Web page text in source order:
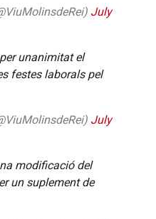
July
unanimitat el
festes laborals pel
July
modificació del
un suplement de